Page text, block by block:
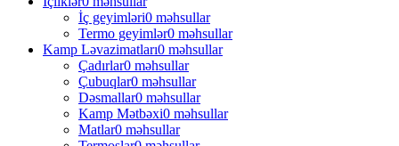
İç geyimləri0 məhsullar
Termo geyimlər0 məhsullar
Kamp Ləvazimatları0 məhsullar
Çadırlar0 məhsullar
Çubuqlar0 məhsullar
Dəsmallar0 məhsullar
Kamp Mətbəxi0 məhsullar
Matlar0 məhsullar